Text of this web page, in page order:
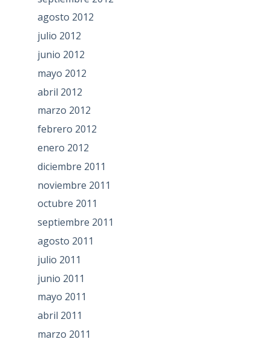
agosto 2012
julio 2012
junio 2012
mayo 2012
abril 2012
marzo 2012
febrero 2012
enero 2012
diciembre 2011
noviembre 2011
octubre 2011
septiembre 2011
agosto 2011
julio 2011
junio 2011
mayo 2011
abril 2011
marzo 2011